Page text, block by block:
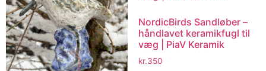
NordicBirds Sandløber –
håndlavet keramikfugl til
væg | PiaV Keramik
kr.350